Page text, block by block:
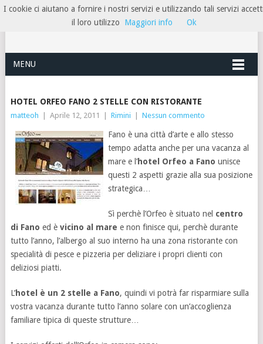
MENU
HOTEL ORFEO FANO 2 STELLE CON RISTORANTE
matteoh Aprile 12, 2011 Rimini Nessun commento
Fano è una città d’arte e allo stesso
tempo adatta anche per una vacanza al
mare e l’hotel Orfeo a Fano unisce
questi 2 aspetti grazie alla sua posizione
strategica…
Sì perchè l’Orfeo è situato nel centro
di Fano ed è vicino al mare e non finisce qui, perchè durante
tutto l’anno, l’albergo al suo interno ha una zona ristorante con
specialità di pesce e pizzeria per deliziare i propri clienti con
deliziosi piatti.
L’hotel è un 2 stelle a Fano, quindi vi potrà far risparmiare sulla
vostra vacanza durante tutto l’anno solare con un’accoglienza
familiare tipica di queste strutture…
I cookie ci aiutano a fornire i nostri servizi e utilizzando tali servizi
il loro utilizzo
Maggiori info Ok